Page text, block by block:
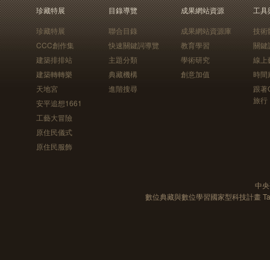
珍藏特展
珍藏特展
CCC創作集
建築排排站
建築轉轉樂
天地宮
安平追想1661
工藝大冒險
原住民儀式
原住民服飾
目錄導覽
聯合目錄
快速關鍵詞導覽
主題分類
典藏機構
進階搜尋
成果網站資源
成果網站資源庫
教育學習
學術研究
創意加值
工具
技術
關鍵
線上
時間
跟
旅行
中
數位典藏與數位學習國家型科技計畫